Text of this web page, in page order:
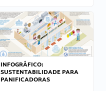
INFOGRÁFICO:
SUSTENTABILIDADE PARA
PANIFICADORAS